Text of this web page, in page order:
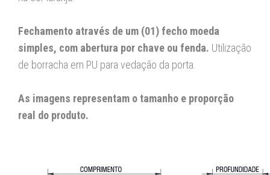
Fechamento através de um (01) fecho moeda
simples, com abertura por chave ou fenda. Utilização
de borracha em PU para vedação da porta.
As imagens representam o tamanho e proporção
real do produto.